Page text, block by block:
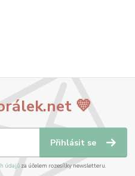
💛
Přihlásit se
údajůza účelem rozesílky newsletteru.